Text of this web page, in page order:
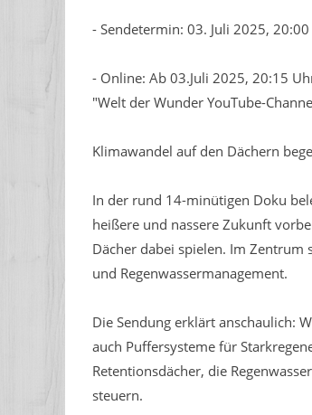
- Sendetermin: 03. Juli 2025,
- Online: Ab 03.Juli 2025, 20:15
"Welt der Wunder YouTube-
Klimawandel auf den Dächern
In der rund 14-minütigen Doku
heißere und nassere Zukunft
Dächer dabei spielen. Im
und Regenwassermanagement.
Die Sendung erklärt anschaulich:
auch Puffersysteme für
Retentionsdächer, die
steuern.